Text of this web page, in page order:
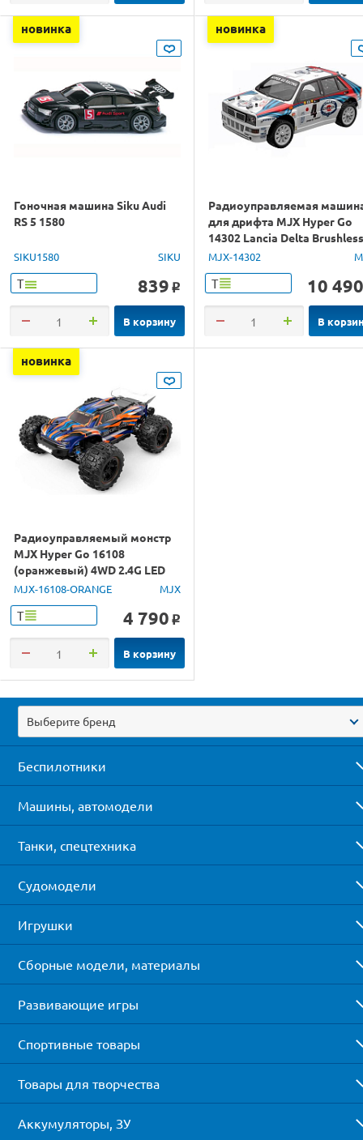
новинка
Гоночная машина Siku Audi
RS 5 1580
SIKU1580 SIKU
Т 839 o
В корзину
новинка
Радиоуправляемая
для дрифта MJX Hyper Go
14302 Lancia Delta Brushless
4WD 2.4G LED 1/14 RTR
MJX-14302
Т 10 490
В
новинка
Радиоуправляемый монстр
MJX Hyper Go 16108
(оранжевый) 4WD 2.4G LED
1/16 RTR
MJX-16108-ORANGE MJX
Т 4 790 o
В корзину
Выберите бренд
Беспилотники
Машины, автомодели
Танки, спецтехника
Судомодели
Игрушки
Сборные модели, материалы
Развивающие игры
Спортивные товары
Товары для творчества
Аккумуляторы, ЗУ